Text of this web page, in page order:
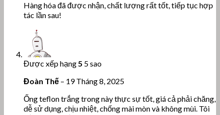
Hàng hóa đã được nhận, chất lượng rất tốt, tiếp tục hợp
tác lần sau!
Được xếp hạng5 5 sao
Đoàn Thế – 19 Tháng 8, 2025
Ống teflon trắng trong này thực sự tốt, giá cả phải chăng,
dễ sử dụng, chịu nhiệt, chống mài mòn và không mùi. Tôi